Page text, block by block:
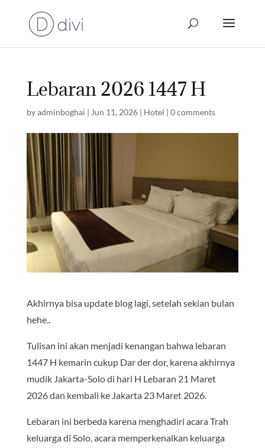
Lebaran 2026 1447 H
byadminboghai | Jun 11, 2026| Hotel | 0 comments
Akhirnya bisa update blog lagi, setelah sekian bulan
hehe..
Tulisan ini akan menjadi kenangan bahwa lebaran
1447 H kemarin cukup Dar der dor, karena akhirnya
mudik Jakarta-Solo di hari H Lebaran 21 Maret
2026 dan kembali ke Jakarta 23 Maret 2026.
Lebaran ini berbeda karena menghadiri acara Trah
keluarga di Solo, acara memperkenalkan keluarga